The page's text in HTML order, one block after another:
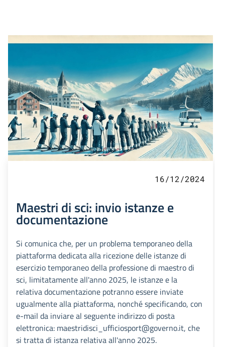
16/12/2024
Maestri di sci: invio istanze e
documentazione
Si comunica che, per un problema temporaneo della
piattaforma dedicata alla ricezione delle istanze di
esercizio temporaneo della professione di maestro di
sci, limitatamente all'anno 2025, le istanze e la
relativa documentazione potranno essere inviate
ugualmente alla piattaforma, nonché specificando, con
e-mail da inviare al seguente indirizzo di posta
elettronica: maestridisci_ufficiosport@governo.it, che
si tratta di istanza relativa all'anno 2025.